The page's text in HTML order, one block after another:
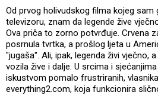
Od prvog holivudskog filma kojeg sam
televizoru, znam da legende žive
Ova priča to zorno potvrđuje. Crvena
posrnula tvrtka, a prošlog ljeta u
"jugaša". Ali, ipak, legenda živi vječno,
vozila žive i dalje. U srcima i
iskustvom pomalo frustriranih,
everything2.com, koja funkcionira